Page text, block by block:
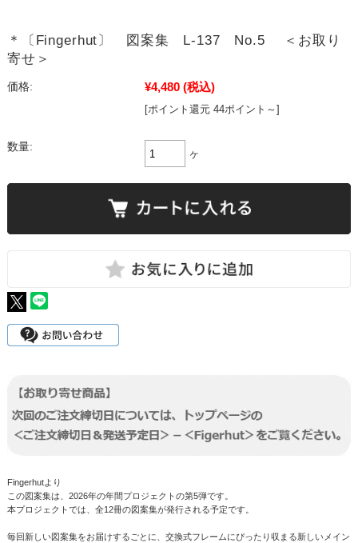
＊〔Fingerhut〕 図案集 L-137 No.5 ＜お取り
寄せ＞
価格: ¥4,480 (税込)
[ポイント還元 44ポイント～]
数量:
ヶ
Fingerhutより
この図案集は、2026年の年間プロジェクトの第5弾です。
本プロジェクトでは、全12冊の図案集が発行される予定です。
毎回新しい図案集をお届けするごとに、交換式フレームにぴったり収まる新しいメイン